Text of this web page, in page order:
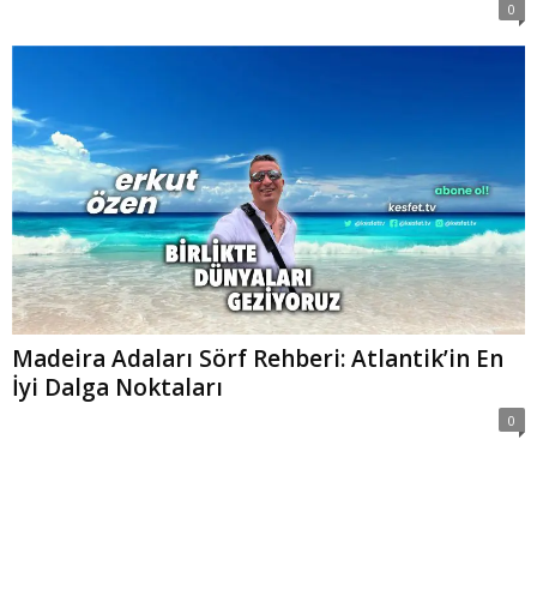
0
Madeira Adaları Sörf Rehberi: Atlantik’in En
İyi Dalga Noktaları
0